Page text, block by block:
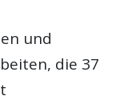
und
die 37